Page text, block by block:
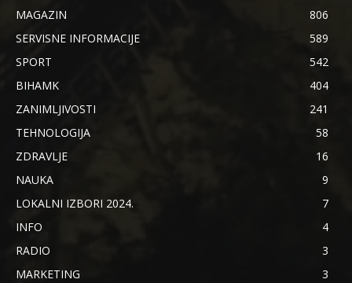
MAGAZIN
806
SERVISNE INFORMACIJE
589
SPORT
542
BIHAMK
404
ZANIMLJIVOSTI
241
TEHNOLOGIJA
58
ZDRAVLJE
16
NAUKA
9
LOKALNI IZBORI 2024.
7
INFO
4
RADIO
3
MARKETING
3